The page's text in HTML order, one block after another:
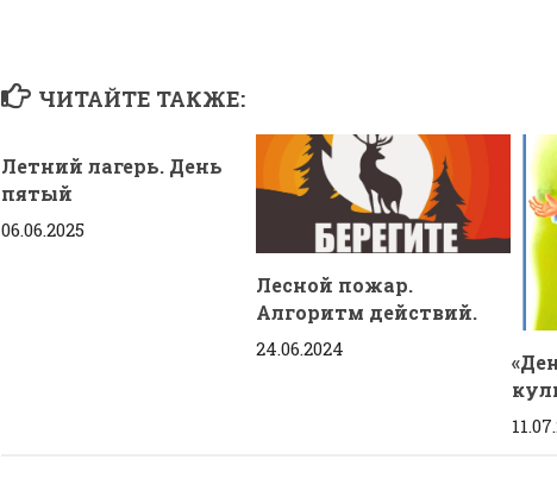
ЧИТАЙТЕ ТАКЖЕ:
Летний лагерь. День
пятый
06.06.2025
Лесной пожар.
Алгоритм действий.
24.06.2024